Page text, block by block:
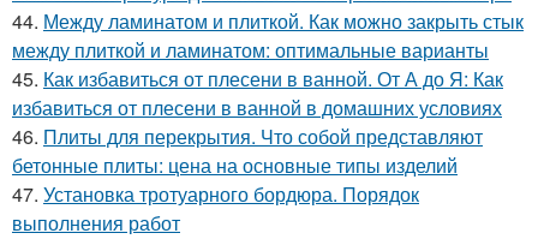
44. Между ламинатом и плиткой. Как можно закрыть стык
между плиткой и ламинатом: оптимальные варианты
45. Как избавиться от плесени в ванной. От А до Я: Как
избавиться от плесени в ванной в домашних условиях
46. Плиты для перекрытия. Что собой представляют
бетонные плиты: цена на основные типы изделий
47. Установка тротуарного бордюра. Порядок
выполнения работ